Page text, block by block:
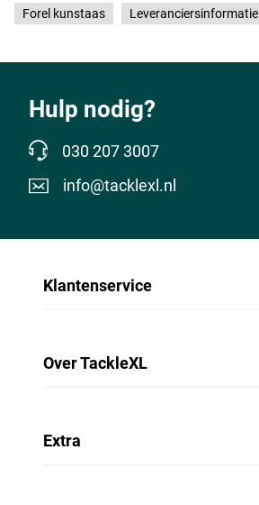
Forel kunstaas Leveranciersinformatie
Hulp nodig?
030 207 3007
info@tacklexl.nl
Klantenservice
Over TackleXL
Extra